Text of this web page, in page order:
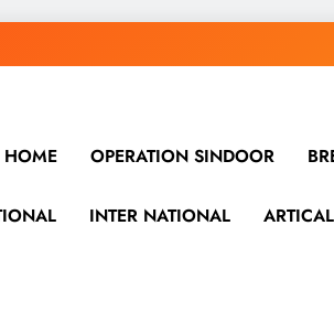
HOME OPERATION SINDOOR
INTER NATIONAL ARTICAL